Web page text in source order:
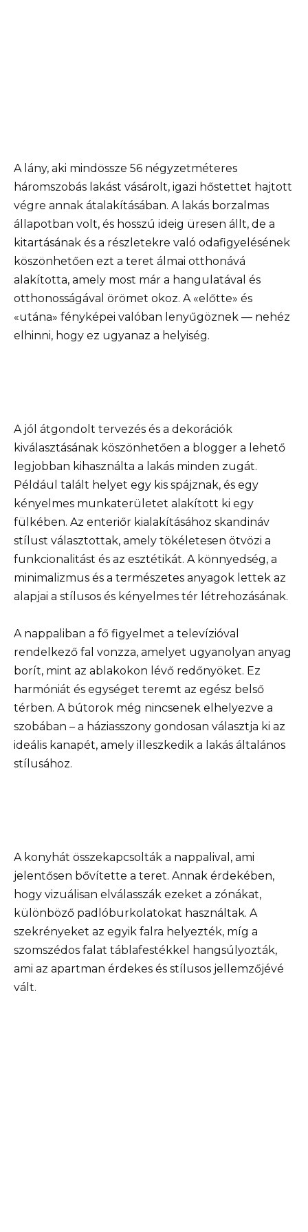
A lány, aki mindössze 56 négyzetméteres
háromszobás lakást vásárolt, igazi hőstettet hajtott
végre annak átalakításában. A lakás borzalmas
állapotban volt, és hosszú ideig üresen állt, de a
kitartásának és a részletekre való odafigyelésének
köszönhetően ezt a teret álmai otthonává
alakította, amely most már a hangulatával és
otthonosságával örömet okoz. A «előtte» és
«utána» fényképei valóban lenyűgöznek — nehéz
elhinni, hogy ez ugyanaz a helyiség.
A jól átgondolt tervezés és a dekorációk
kiválasztásának köszönhetően a blogger a lehető
legjobban kihasználta a lakás minden zugát.
Például talált helyet egy kis spájznak, és egy
kényelmes munkaterületet alakított ki egy
fülkében. Az enteriőr kialakításához skandináv
stílust választottak, amely tökéletesen ötvözi a
funkcionalitást és az esztétikát. A könnyedség, a
minimalizmus és a természetes anyagok lettek az
alapjai a stílusos és kényelmes tér létrehozásának.
A nappaliban a fő figyelmet a televízióval
rendelkező fal vonzza, amelyet ugyanolyan anyag
borít, mint az ablakokon lévő redőnyöket. Ez
harmóniát és egységet teremt az egész belső
térben. A bútorok még nincsenek elhelyezve a
szobában – a háziasszony gondosan választja ki az
ideális kanapét, amely illeszkedik a lakás általános
stílusához.
A konyhát összekapcsolták a nappalival, ami
jelentősen bővítette a teret. Annak érdekében,
hogy vizuálisan elválasszák ezeket a zónákat,
különböző padlóburkolatokat használtak. A
szekrényeket az egyik falra helyezték, míg a
szomszédos falat táblafestékkel hangsúlyozták,
ami az apartman érdekes és stílusos jellemzőjévé
vált.